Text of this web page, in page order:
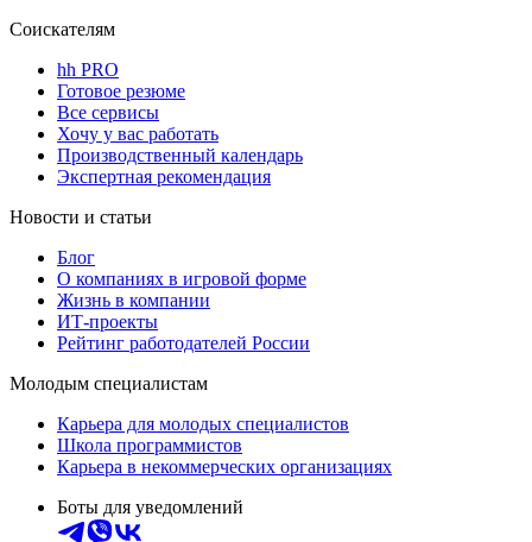
Соискателям
hh PRO
Готовое резюме
Все сервисы
Хочу у вас работать
Производственный календарь
Экспертная рекомендация
Новости и статьи
Блог
О компаниях в игровой форме
Жизнь в компании
ИТ-проекты
Рейтинг работодателей России
Молодым специалистам
Карьера для молодых специалистов
Школа программистов
Карьера в некоммерческих организациях
Боты для уведомлений